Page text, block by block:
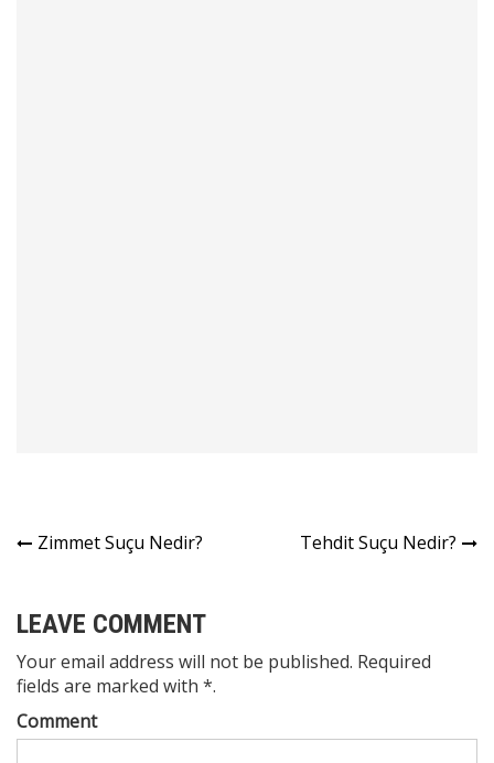
Yazı
Zimmet Suçu Nedir? Tehdit Suçu Nedir?
LEAVE COMMENT
Your email address will not be published. Required
fields are marked with *.
Comment